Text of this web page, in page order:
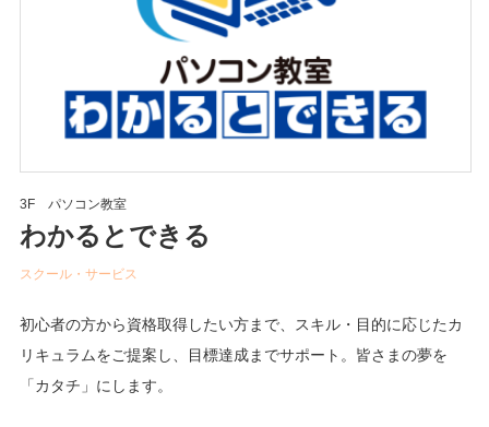
3F パソコン教室
わかるとできる
スクール・サービス
初心者の方から資格取得したい方まで、スキル・目的に応じたカ
リキュラムをご提案し、目標達成までサポート。皆さまの夢を
「カタチ」にします。